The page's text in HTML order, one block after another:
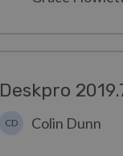
Deskpro
CD Colin Dunn